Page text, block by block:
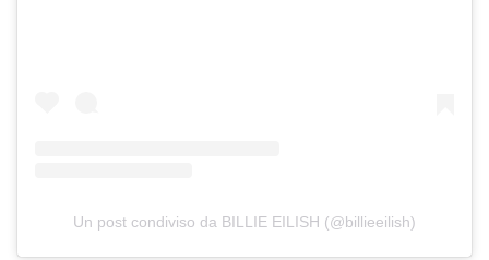
Un post condiviso da BILLIE EILISH (@billieeilish)